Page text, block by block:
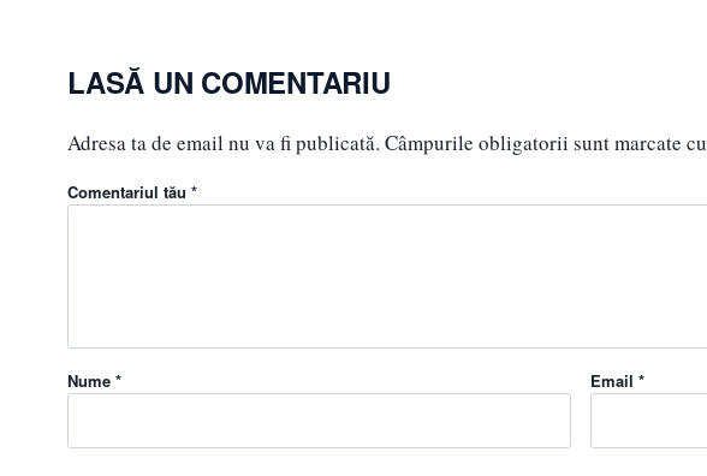
LASĂ UN COMENTARIU
Adresa ta de email nu va fi publicată. Câmpurile obligatorii sunt marcate cu
Comentariul tău *
Nume * Email *